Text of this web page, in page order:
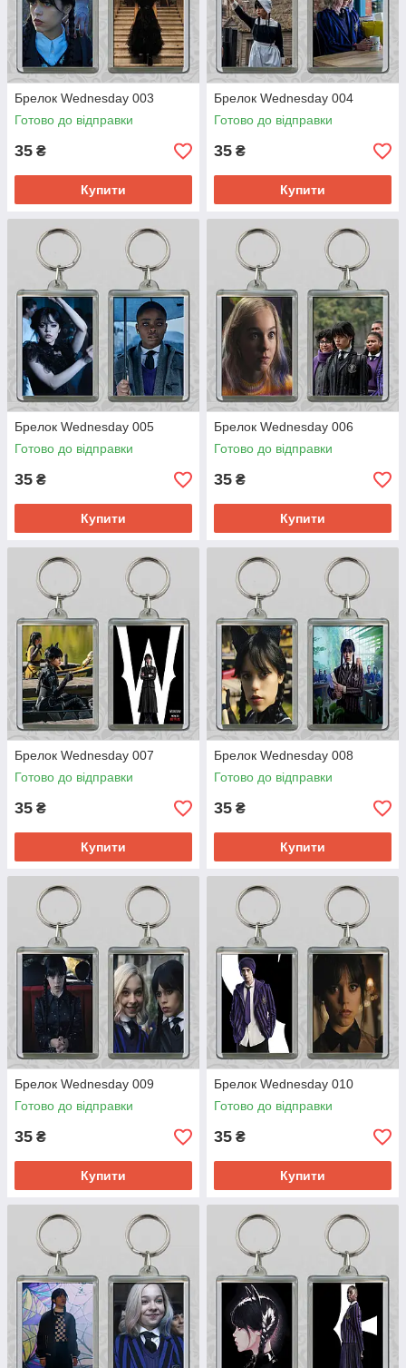
Брелок Wednesday 003
Готово до відправки
35 ₴
Купити
Брелок Wednesday 004
Готово до відправки
35 ₴
Купити
Брелок Wednesday 005
Готово до відправки
35 ₴
Купити
Брелок Wednesday 006
Готово до відправки
35 ₴
Купити
Брелок Wednesday 007
Готово до відправки
35 ₴
Купити
Брелок Wednesday 008
Готово до відправки
35 ₴
Купити
Брелок Wednesday 009
Готово до відправки
35 ₴
Купити
Брелок Wednesday 010
Готово до відправки
35 ₴
Купити